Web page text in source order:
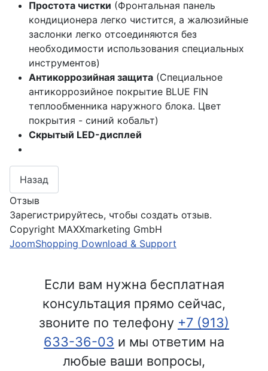
Простота чистки (Фронтальная панель
кондиционера легко чистится, а жалюзийные
заслонки легко отсоединяются без
необходимости использования специальных
инструментов)
Антикоррозийная защита (Специальное
антикоррозийное покрытие BLUE FIN
теплообменника наружного блока. Цвет
покрытия - синий кобальт)
Скрытый LED-дисплей
Отзыв
Зарегистрируйтесь, чтобы создать отзыв.
Copyright MAXXmarketing GmbH
JoomShopping Download & Support
Если вам нужна бесплатная
консультация прямо сейчас,
звоните по телефону +7 (913)
633-36-03 и мы ответим на
любые ваши вопросы,